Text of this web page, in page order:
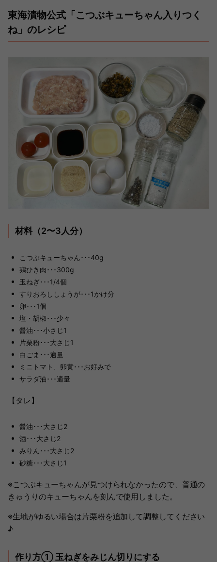
東海漬物公式「こつぶキューちゃん入りつく
ね」のレシピ
材料（2〜3人分）
こつぶキューちゃん･･･40g
鶏ひき肉･･･300g
玉ねぎ･･･1/4個
すりおろししょうが･･･1かけ分
卵･･･1個
塩・胡椒･･･少々
醤油･･･小さじ1
片栗粉･･･大さじ1
白ごま･･･適量
ミニトマト、卵黄･･･お好みで
サラダ油･･･適量
【タレ】
醤油･･･大さじ2
酒･･･大さじ2
みりん･･･大さじ2
砂糖･･･大さじ1
※こつぶキューちゃんが見つけられなかったので、普通の
きゅうりのキューちゃんを刻んで使用しました。
※生地がゆるい場合は片栗粉を追加して調整してください
♪
作り方① 玉ねぎをみじん切りにする